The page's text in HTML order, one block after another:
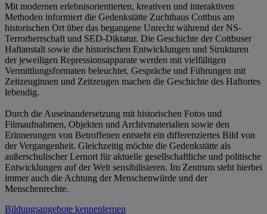
Mit modernen erlebnisorientierten, kreativen und interaktiven
Methoden informiert die Gedenkstätte Zuchthaus Cottbus am
historischen Ort über das begangene Unrecht während der NS-
Terrorherrschaft und SED-Diktatur. Die Geschichte der Cottbuser
Haftanstalt sowie die historischen Entwicklungen und Strukturen
der jeweiligen Repressionsapparate werden mit vielfältigen
Vermittlungsformaten beleuchtet. Gespräche und Führungen mit
Zeitzeuginnen und Zeitzeugen machen die Geschichte des Haftortes
lebendig.
Durch die Auseinandersetzung mit historischen Fotos und
Filmaufnahmen, Objekten und Archivmaterialien sowie den
Erinnerungen von Betroffenen entsteht ein differenziertes Bild von
der Vergangenheit. Gleichzeitig möchte die Gedenkstätte als
außerschulischer Lernort für aktuelle gesellschaftliche und politische
Entwicklungen auf der Welt sensibilisieren. Im Zentrum steht hierbei
immer auch die Achtung der Menschenwürde und der
Menschenrechte.
Bildungsangebote kennenlernen